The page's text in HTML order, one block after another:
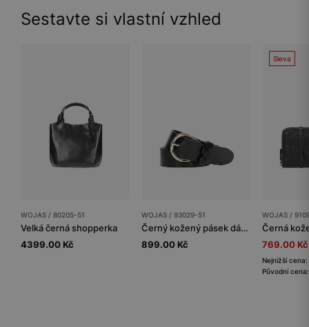
Sestavte si vlastní vzhled
WOJAS / 80205-51
Velká černá shopperka
4399.00 Kč
WOJAS / 93029-51
Černý kožený pásek dámský s ozdobným detailem
899.00 Kč
Sleva
WOJAS /
769.00 Kč
Nejnižší
Původní